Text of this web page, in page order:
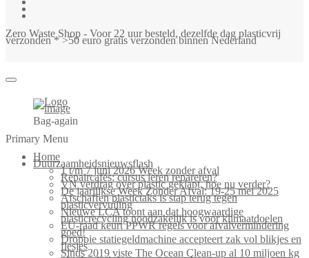
Zero Waste Shop - Voor 22 uur besteld, dezelfde dag plasticvrij
verzonden * >50 euro gratis verzonden binnen Nederland
Bag-again
Primary Menu
Home
Duurzaamheidsnieuwsflash
1 t/m 7 juni 2026 Week zonder afval
Repaircafés: cursus leren repareren?
VN verdrag over plastic geklapt, hoe nu verder?
De jaarlijkse Week Zonder Afval: 19-25 mei 2025
Afschaffen plastictaks is stap terug tegen
plasticvervuiling
Nieuwe LCA toont aan dat hoogwaardige
plasticrecycling noodzakelijk is voor klimaatdoelen
EU-raad keurt PPWR regels voor afvalvermindering
goed!
Droppie statiegeldmachine accepteert zak vol blikjes en
flesjes
Sinds 2019 viste The Ocean Clean-up al 10 miljoen kg